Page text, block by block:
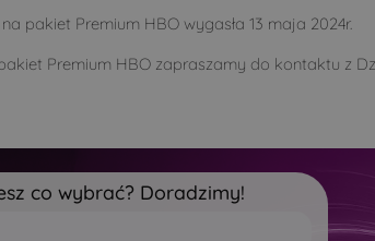
pakiet Premium HBO wygasła 13 maja 2024r.
Premium HBO zapraszamy do kontaktu z
co wybrać? Doradzimy!